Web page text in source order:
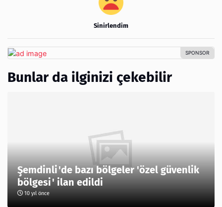
Sinirlendim
Bunlar da ilginizi çekebilir
Şemdinli'de bazı bölgeler 'özel güvenlik
bölgesi' ilan edildi
10 yıl önce